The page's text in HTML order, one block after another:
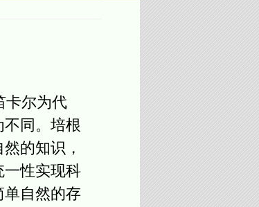
尔为代
同。培根
的知识，
性实现科
自然的存